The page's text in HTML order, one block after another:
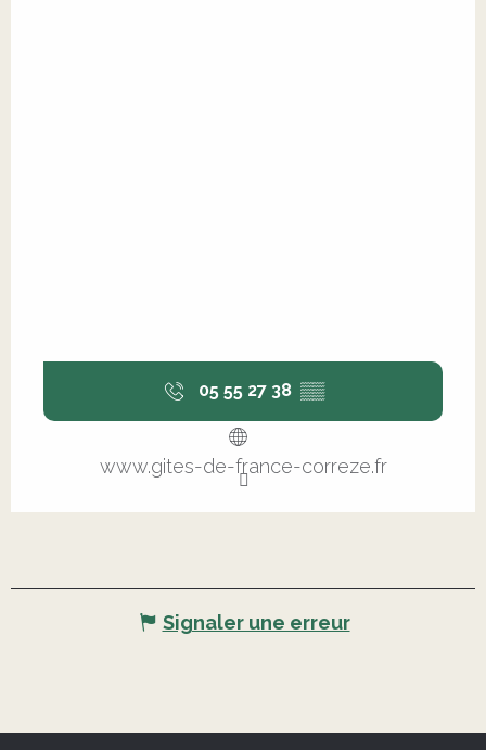
05 55 27 38 ▒▒
www.gites-de-france-correze.fr
Signaler une erreur